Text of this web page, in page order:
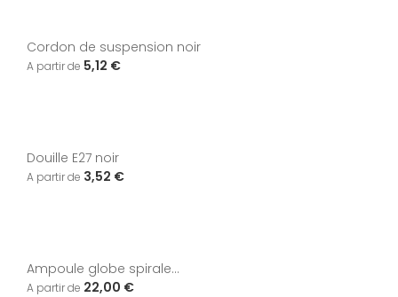
Cordon de suspension noir
5,12 €
Douille E27 noir
3,52 €
Ampoule globe spirale...
22,00 €